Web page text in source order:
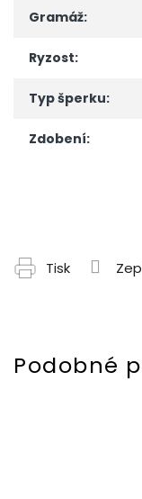
Gramáž:
Ryzost:
Typ šperku:
Zdobení:
Tisk